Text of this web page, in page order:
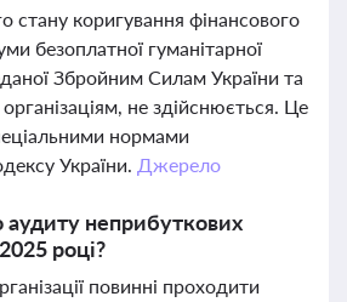
стану коригування фінансового
безоплатної гуманітарної
Збройним Силам України та
не здійснюється. Це
нормами
України. Джерело
аудиту неприбуткових
році?
повинні проходити